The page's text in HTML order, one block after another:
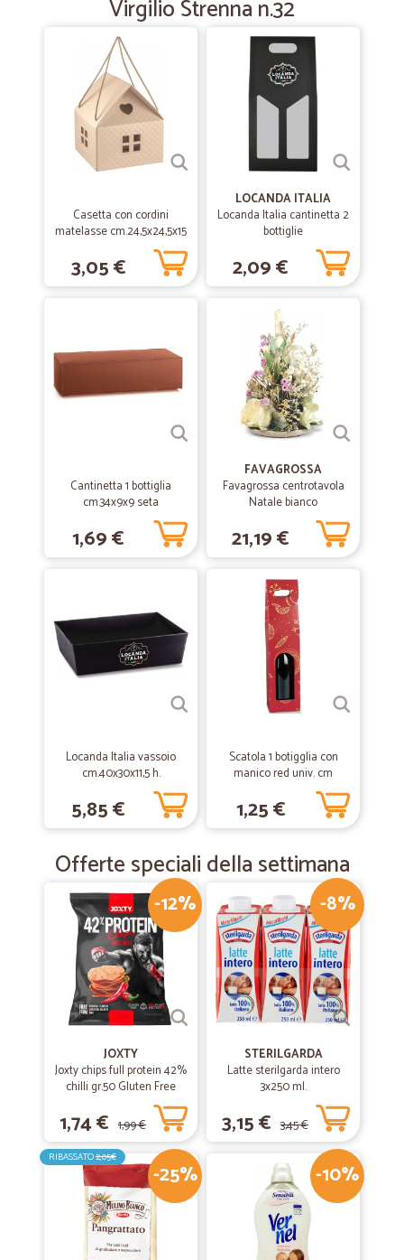
—Valeria L.
Servizio rapido ed efficiente. Utilissimo per chi non
vicino grandi catene di distribuzione.
Servizio rapido ed efficiente. Utilissimo per chi non ha vicino grandi
Virgilio Strenna n.32
Casetta con cordini
matelasse cm.24,5x24,5x15
3,05 €
LOCANDA ITALIA
Locanda Italia cantinetta 2
bottiglie
2,09 €
Cantinetta 1 bottiglia
cm.34x9x9 seta
1,69 €
FAVAGROSSA
Favagrossa centrotavola
Natale bianco
21,19 €
Locanda Italia vassoio
cm.40x30x11,5 h.
5,85 €
Scatola 1 botigglia con
manico red univ. cm
1,25 €
Offerte speciali della settimana
-12%
JOXTY
Joxty chips full protein 42%
chilli gr.50 Gluten Free
1,74 € 1,99 €
-8%
STERILGARDA
Latte sterilgarda intero
3x250 ml.
3,15 € 3,45 €
-25%
RIBASSATO2,05€
-10%